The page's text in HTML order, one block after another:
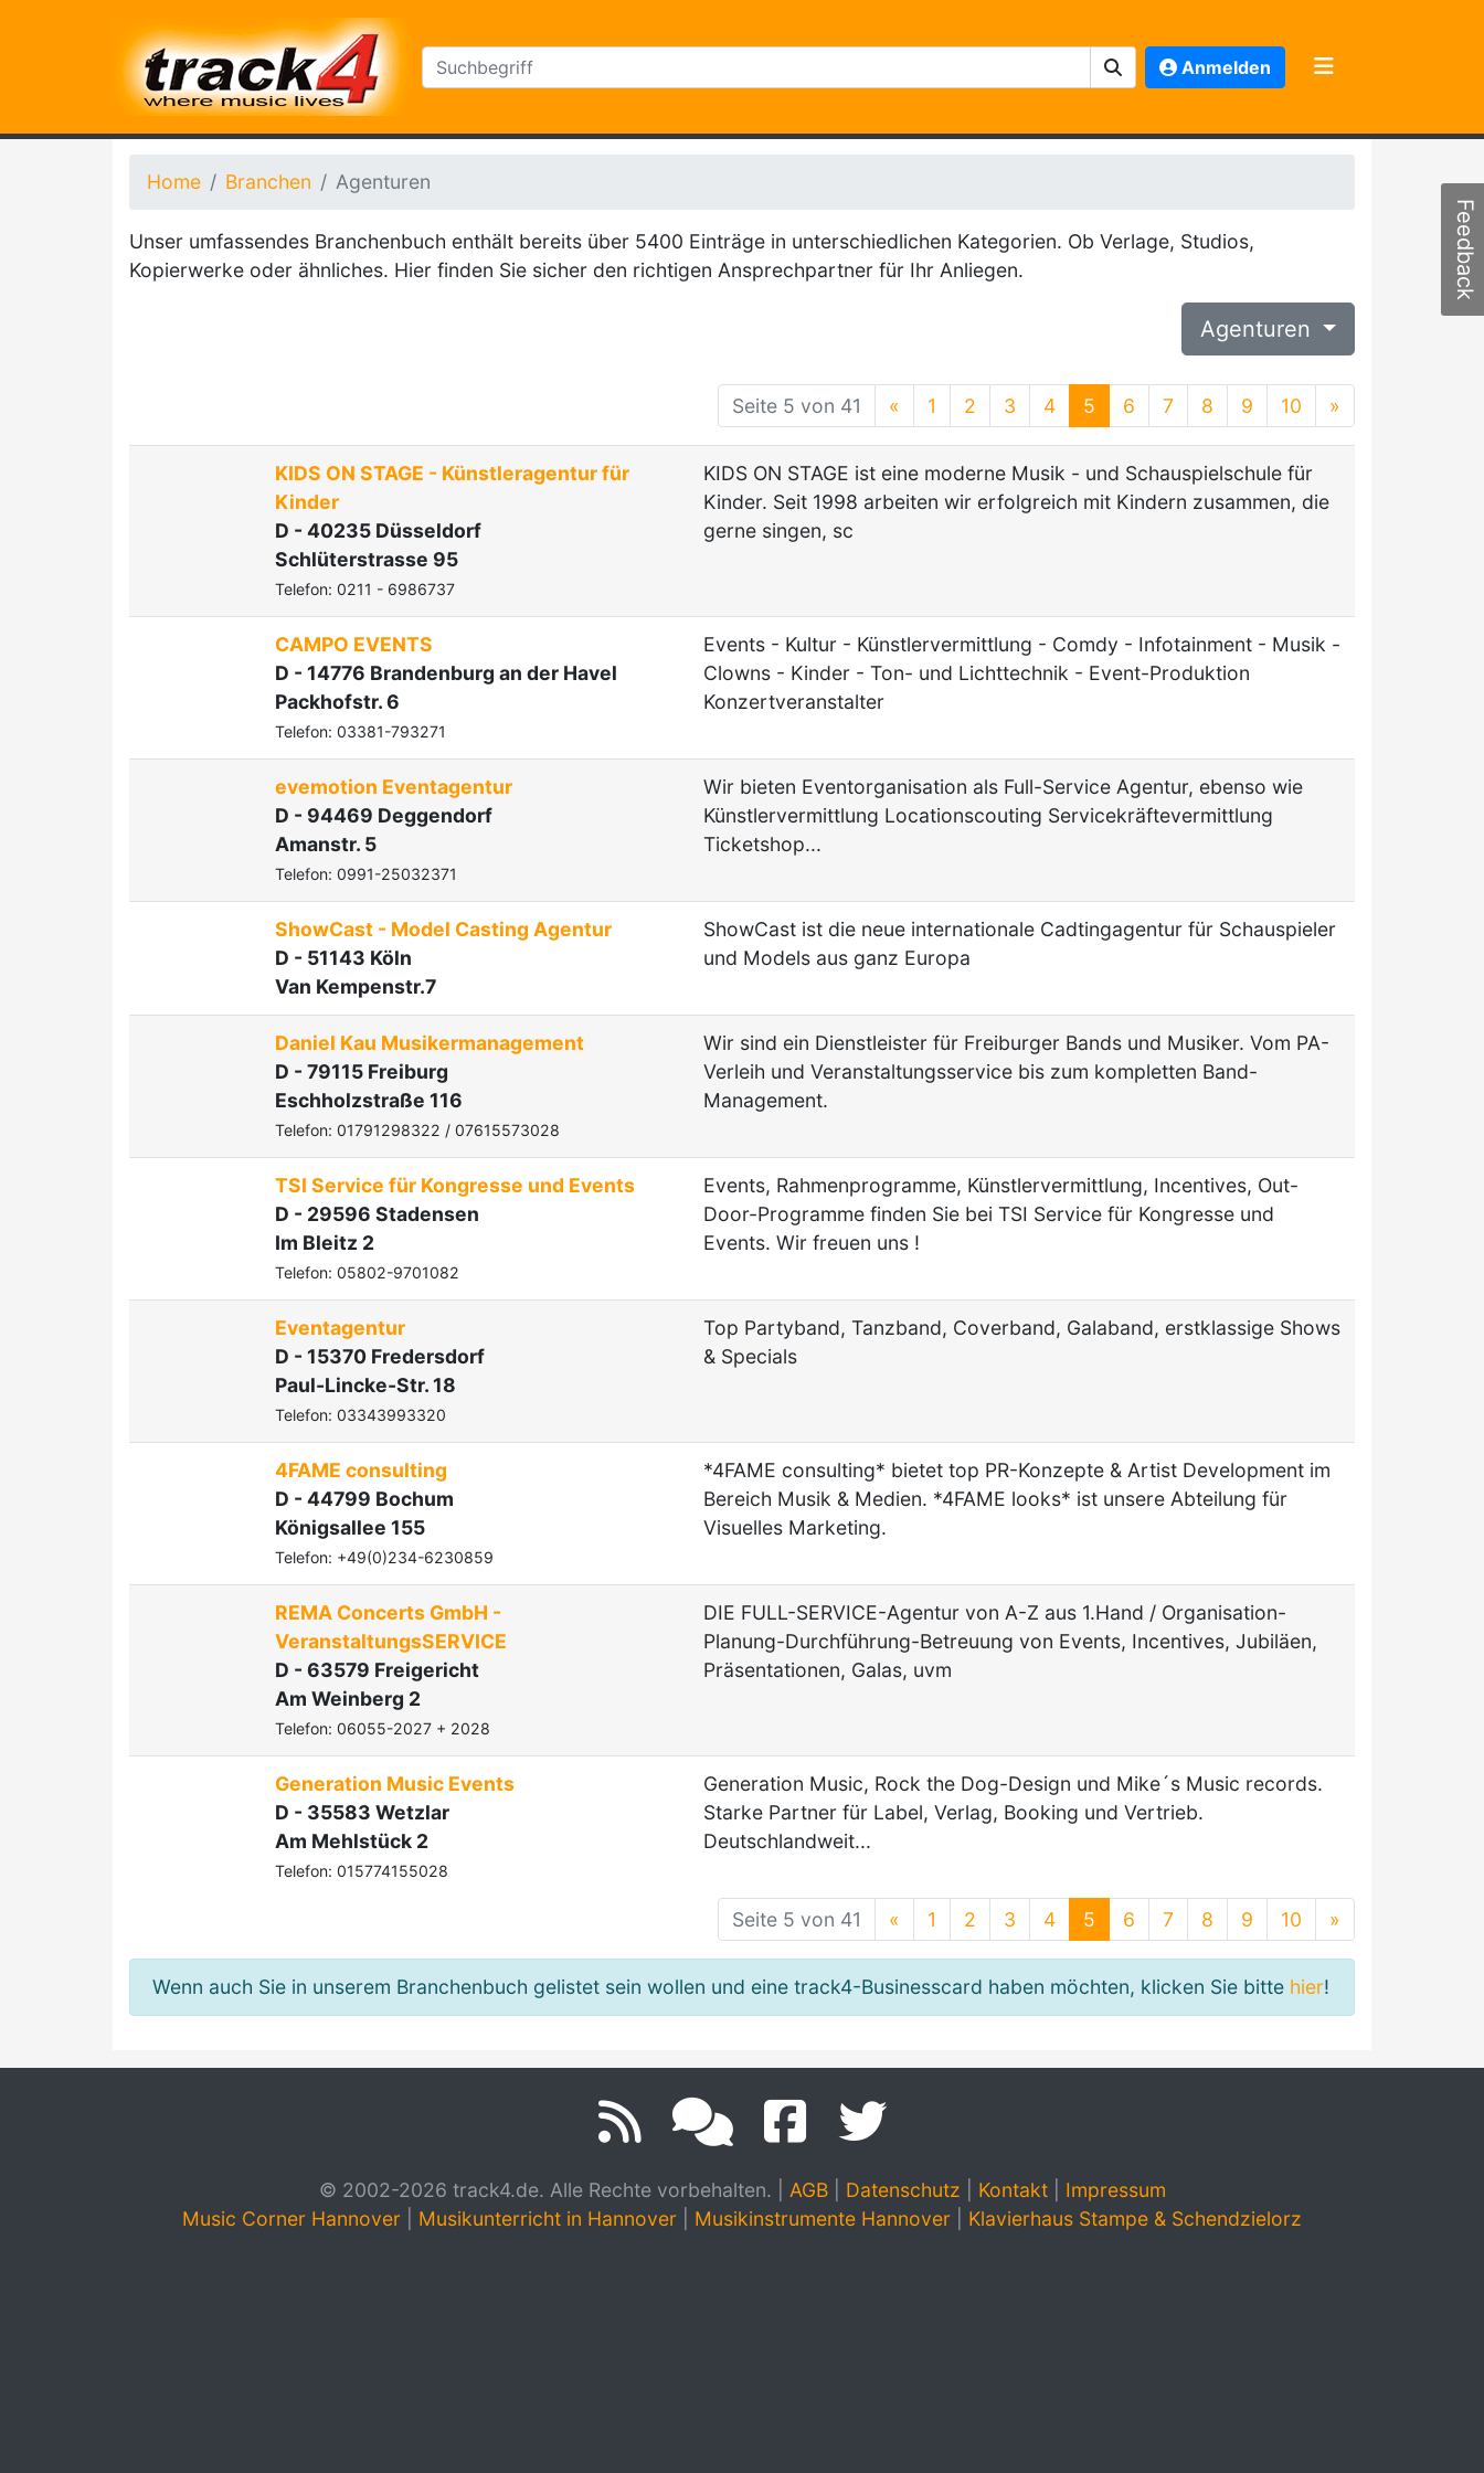
Anmelden
Home Branchen Agenturen
Unser umfassendes Branchenbuch enthält bereits über 5400 Einträge in unterschiedlichen Kategorien. Ob Verlage, Studios,
Kopierwerke oder ähnliches. Hier finden Sie sicher den richtigen Ansprechpartner für Ihr Anliegen.
Agenturen
Seite 5 von 41 « 1 2 3 4 5 6 7 8 9 10 »
KIDS ON STAGE - Künstleragentur für
Kinder
D - 40235 Düsseldorf
Schlüterstrasse 95
Telefon: 0211 - 6986737
KIDS ON STAGE ist eine moderne Musik - und Schauspielschule für
Kinder. Seit 1998 arbeiten wir erfolgreich mit Kindern zusammen, die
gerne singen, sc
CAMPO EVENTS
D - 14776 Brandenburg an der Havel
Packhofstr. 6
Telefon: 03381-793271
Events - Kultur - Künstlervermittlung - Comdy - Infotainment - Musik -
Clowns - Kinder - Ton- und Lichttechnik - Event-Produktion
Konzertveranstalter
evemotion Eventagentur
D - 94469 Deggendorf
Amanstr. 5
Telefon: 0991-25032371
Wir bieten Eventorganisation als Full-Service Agentur, ebenso wie
Künstlervermittlung Locationscouting Servicekräftevermittlung
Ticketshop...
ShowCast - Model Casting Agentur
D - 51143 Köln
Van Kempenstr.7
ShowCast ist die neue internationale Cadtingagentur für Schauspieler
und Models aus ganz Europa
Daniel Kau Musikermanagement
D - 79115 Freiburg
Eschholzstraße 116
Telefon: 01791298322 / 07615573028
Wir sind ein Dienstleister für Freiburger Bands und Musiker. Vom PA-
Verleih und Veranstaltungsservice bis zum kompletten Band-
Management.
TSI Service für Kongresse und Events
D - 29596 Stadensen
Im Bleitz 2
Telefon: 05802-9701082
Events, Rahmenprogramme, Künstlervermittlung, Incentives, Out-
Door-Programme finden Sie bei TSI Service für Kongresse und
Events. Wir freuen uns !
Eventagentur
D - 15370 Fredersdorf
Paul-Lincke-Str. 18
Telefon: 03343993320
Top Partyband, Tanzband, Coverband, Galaband, erstklassige Shows
& Specials
4FAME consulting
D - 44799 Bochum
Königsallee 155
Telefon: +49(0)234-6230859
*4FAME consulting* bietet top PR-Konzepte & Artist Development im
Bereich Musik & Medien. *4FAME looks* ist unsere Abteilung für
Visuelles Marketing.
REMA Concerts GmbH -
VeranstaltungsSERVICE
D - 63579 Freigericht
Am Weinberg 2
Telefon: 06055-2027 + 2028
DIE FULL-SERVICE-Agentur von A-Z aus 1.Hand / Organisation-
Planung-Durchführung-Betreuung von Events, Incentives, Jubiläen,
Präsentationen, Galas, uvm
Generation Music Events
D - 35583 Wetzlar
Am Mehlstück 2
Telefon: 015774155028
Generation Music, Rock the Dog-Design und Mike´s Music records.
Starke Partner für Label, Verlag, Booking und Vertrieb.
Deutschlandweit...
Seite 5 von 41 « 1 2 3 4 5 6 7 8 9 10 »
Wenn auch Sie in unserem Branchenbuch gelistet sein wollen und eine track4-Businesscard haben möchten, klicken Sie bitte hier!
© 2002-2026 track4.de. Alle Rechte vorbehalten. AGB| Datenschutz Kontakt| Impressum
Music Corner Hannover
Musikunterricht in Hannover Musikinstrumente Hannover Klavierhaus Stampe & Schendzielorz
Feedback